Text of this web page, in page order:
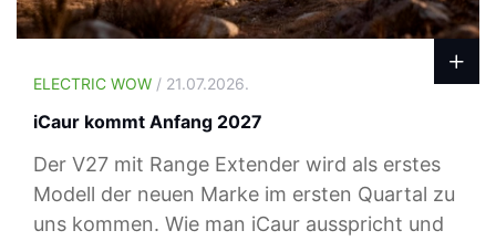
ELECTRIC WOW / 21.07.2026.
iCaur kommt Anfang 2027
Der V27 mit Range Extender wird als erstes
Modell der neuen Marke im ersten Quartal zu
uns kommen. Wie man iCaur ausspricht und